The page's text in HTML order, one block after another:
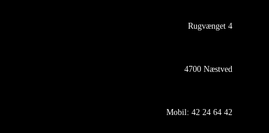
Rugvænget 4
4700 Næstved
Mobil: 42 24 64 42